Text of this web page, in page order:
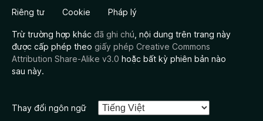
Riêng tư Cookie Pháp lý
Trừ trường hợp khác đã ghi chú , nội dung trên trang này
được cấp phép theo giấy phép Creative Commons
Attribution Share-Alike v3.0 hoặc bất kỳ phiên bản nào
sau này.
Thay đổi ngôn ngữ